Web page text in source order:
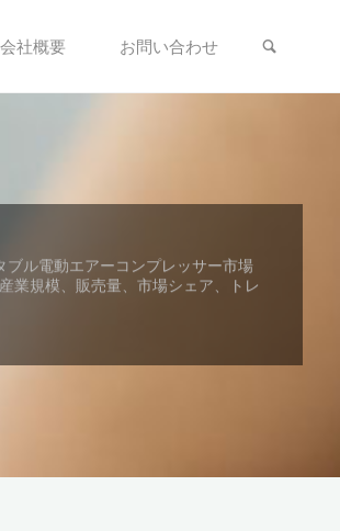
会社概要 お問い合わせ
ブル電動エアーコンプレッサー市場
業規模、販売量、市場シェア、トレ